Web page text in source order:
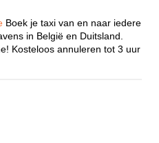
Boek je taxi van en naar iedere
in België en Duitsland.
Kosteloos annuleren tot 3 uur